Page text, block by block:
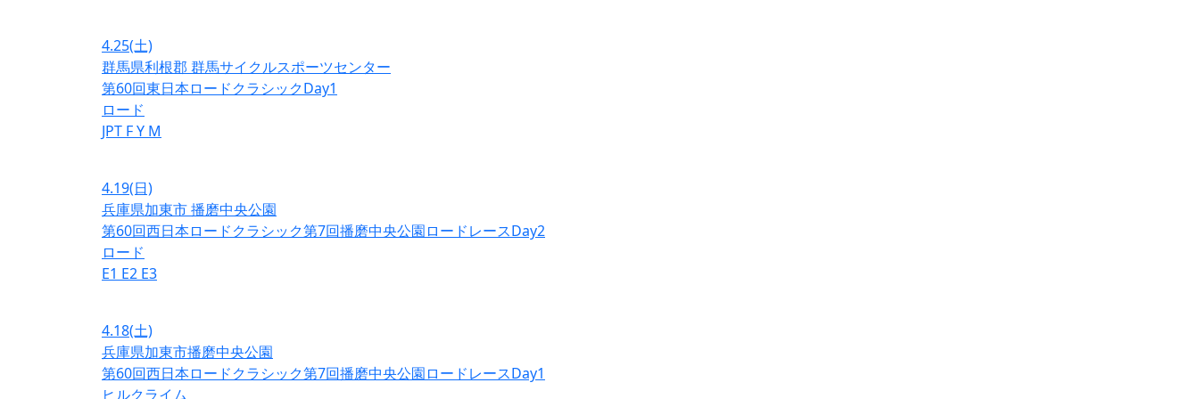
4.25(土)
群馬県利根郡 群馬サイクルスポーツセンター
第60回東日本ロードクラシックDay1
ロード
JPT FY M
4.19(日)
兵庫県加東市 播磨中央公園
第60回西日本ロードクラシック第7回播磨中央公園ロードレースDay2
ロード
E1 E2 E3
4.18(土)
兵庫県加東市播磨中央公園
第60回西日本ロードクラシック第7回播磨中央公園ロードレースDay1
ヒルクライム